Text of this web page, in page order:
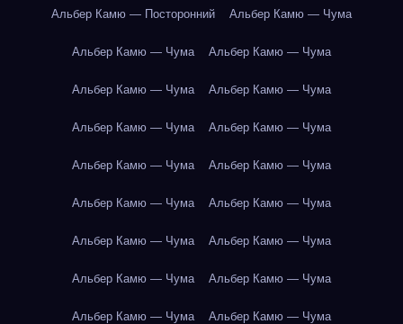
Альбер Камю — Посторонний Альбер Камю — Чума
Альбер Камю — Чума Альбер Камю — Чума
Альбер Камю — Чума Альбер Камю — Чума
Альбер Камю — Чума Альбер Камю — Чума
Альбер Камю — Чума Альбер Камю — Чума
Альбер Камю — Чума Альбер Камю — Чума
Альбер Камю — Чума Альбер Камю — Чума
Альбер Камю — Чума Альбер Камю — Чума
Альбер Камю — Чума Альбер Камю — Чума